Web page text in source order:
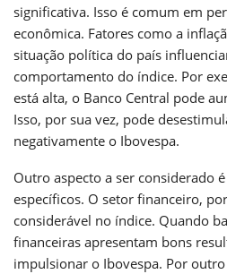
significativa. Isso é comum em
econômica. Fatores como a
situação política do país
comportamento do índice. Por
está alta, o Banco Central pode
Isso, por sua vez, pode
negativamente o Ibovespa.
Outro aspecto a ser considerado
específicos. O setor financeiro,
considerável no índice. Quando
financeiras apresentam bons
impulsionar o Ibovespa. Por